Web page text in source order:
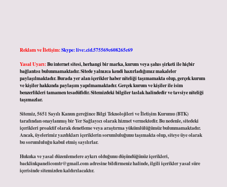
Reklam ve İletişim:Skype: live:.cid.575569c608265c69
Yasal Uyarı:Bu internet sitesi, herhangi bir marka, kurum veya şahıs şirketi ile hiçbir
bağlantısı bulunmamaktadır. Sitede yalnızca kendi hazırladığımız makaleler
paylaşılmaktadır. Burada yer alan içerikler haber niteliği taşımamakta olup, gerçek kurum
ve kişiler hakkında paylaşım yapılmamaktadır. Gerçek kurum ve kişiler ile isim
benzerlikleri tamamen tesadüfidir. Sitemizdeki bilgiler taslak halindedir ve tavsiye niteliği
taşımazlar.
Sitemiz, 5651 Sayılı Kanun gereğince Bilgi Teknolojileri ve İletişim Kurumu (BTK)
tarafından onaylanmış bir Yer Sağlayıcı olarak hizmet vermektedir. Bu nedenle, sitedeki
içerikleri proaktif olarak denetleme veya araştırma yükümlülüğümüz bulunmamaktadır.
Ancak, üyelerimiz yazdıkları içeriklerin sorumluluğunu taşımakta olup, siteye üye olarak
bu sorumluluğu kabul etmiş sayılırlar.
Hukuka ve yasal düzenlemelere aykırı olduğunu düşündüğünüz içerikleri,
backlinkpanelicomtr@gmail.comadresine bildirmeniz halinde, ilgili içerikler yasal süre
içerisinde sitemizden kaldırılacaktır.